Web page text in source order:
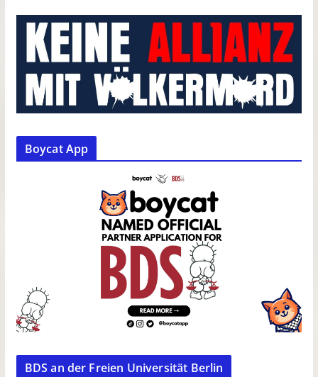
Boycat App
BDS an der Freien Universität Berlin